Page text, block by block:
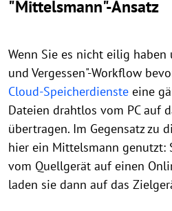
"Mittelsmann"-Ansatz
Wenn Sie es nicht eilig
und Vergessen"-Workflow
Cloud-Speicherdienste eine
Dateien drahtlos vom PC auf
übertragen. Im Gegensatz zu
hier ein Mittelsmann genutzt:
vom Quellgerät auf einen
laden sie dann auf das